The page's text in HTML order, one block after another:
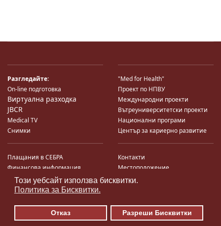
Този уебсайт използва бисквитки.
Политика за Бисквитки.
Отказ Разреши Бисквитки
Разгледайте:
On-line подготовка
Виртуална разходка
JBCR
Medical TV
Снимки
"Med for Health"
Проект по НПВУ
Международни проекти
Вътреуниверситетски проекти
Национални програми
Център за кариерно развитие
Плащания в СЕБРА
Финансова информация
Система за финансово упр-е и
контрол
Търгове по ЗДС
Контакти
Местоположение
Карта на сайта